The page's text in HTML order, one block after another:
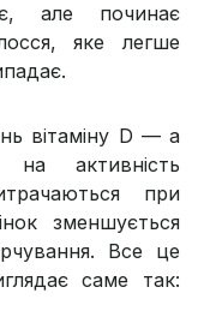
але починає
яке легше
вітаміну D — а
на активність
при
зменшується
Все це
саме так: